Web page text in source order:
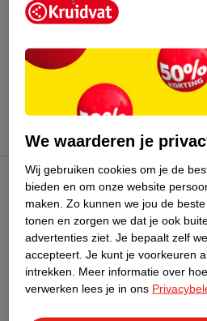
Kruidvat folder
augustus 2026.
Kruidvat Club
Klantenservice
Over Kruidvat
We waarderen je
Wij gebruiken cookies om je de
bieden en om onze website
maken. Zo kunnen we jou de
tonen en zorgen we dat je ook
advertenties ziet. Je bepaalt zelf
accepteert. Je kunt je voorkeuren
intrekken.
Meer informatie over
verwerken lees je in ons